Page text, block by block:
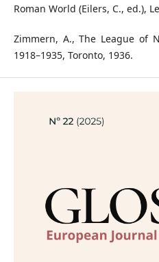
Roman World (Eilers, C., ed.),
Zimmern, A., The League of
1918–1935, Toronto, 1936.